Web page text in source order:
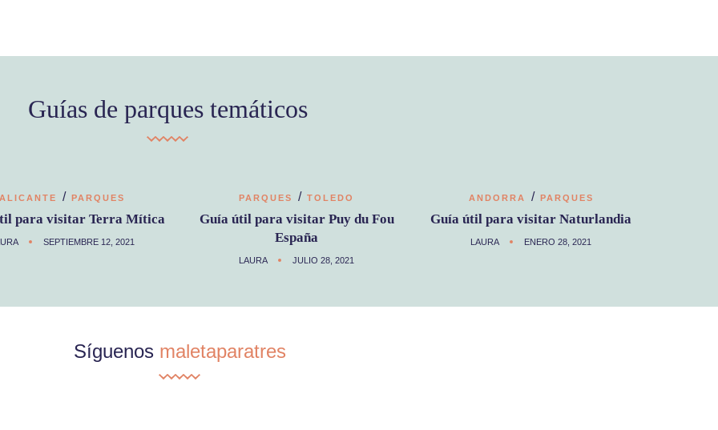
Guías de parques temáticos
ALICANTE / PARQUES
para visitar Terra Mítica
SEPTIEMBRE 12, 2021
PARQUES / TOLEDO
Guía útil para visitar Puy du Fou
España
LAURA JULIO 28, 2021
ANDORRA / PARQUES
Guía útil para visitar Naturlandia
LAURA ENERO 28, 2021
Síguenos maletaparatres